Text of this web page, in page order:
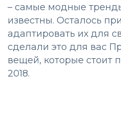
– самые модные
известны. Осталось
адаптировать их для
сделали это для вас
вещей, которые стоит
2018.